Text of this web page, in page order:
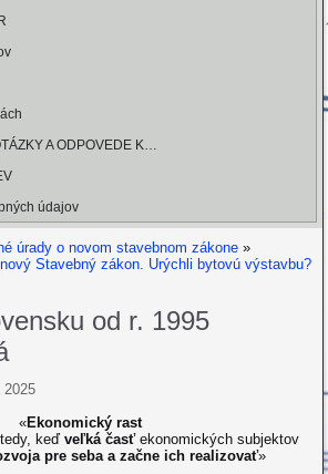
A ODPOVEDE K…
údajov
úrady o novom stavebnom zákone »
Stavebný zákon. Urýchli bytovú výstavbu?
od r. 1995
2025
«Ekonomický rast
keď veľká časťekonomických subjektov
pre seba a začne ich realizovať»